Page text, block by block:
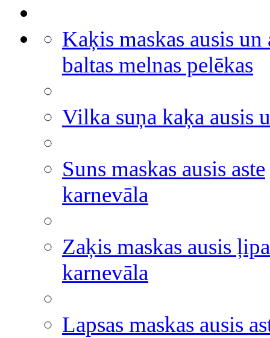
Kaķis maskas ausis un
baltas melnas pelēkas
Vilka suņa kaķa ausis
Suns maskas ausis aste
karnevāla
Zaķis maskas ausis
karnevāla
Lapsas maskas ausis